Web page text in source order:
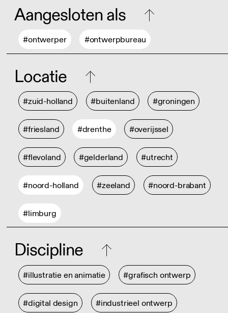
Aangesloten als
#ontwerper #ontwerpbureau
Locatie
#zuid-holland #buitenland #groningen
#friesland #drenthe #overijssel
#flevoland #gelderland #utrecht
#noord-holland #zeeland #noord-brabant
#limburg
Discipline
#illustratie en animatie #grafisch ontwerp
#digital design #industrieel ontwerp